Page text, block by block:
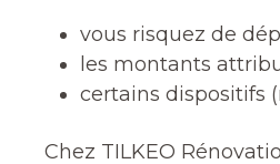
vous risquez de
les montants
certains dispositifs
Chez TILKEO